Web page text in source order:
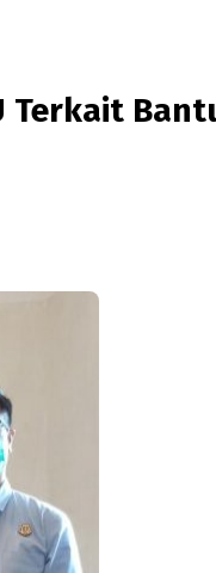
Terkait